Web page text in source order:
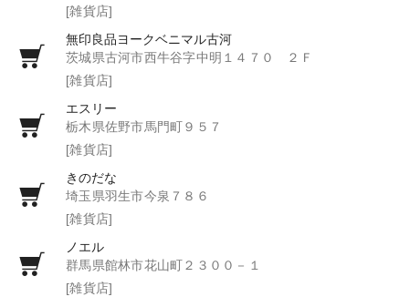
[雑貨店]
無印良品ヨークベニマル古河
茨城県古河市西牛谷字中明１４７０ ２Ｆ
[雑貨店]
エスリー
栃木県佐野市馬門町９５７
[雑貨店]
きのだな
埼玉県羽生市今泉７８６
[雑貨店]
ノエル
群馬県館林市花山町２３００－１
[雑貨店]